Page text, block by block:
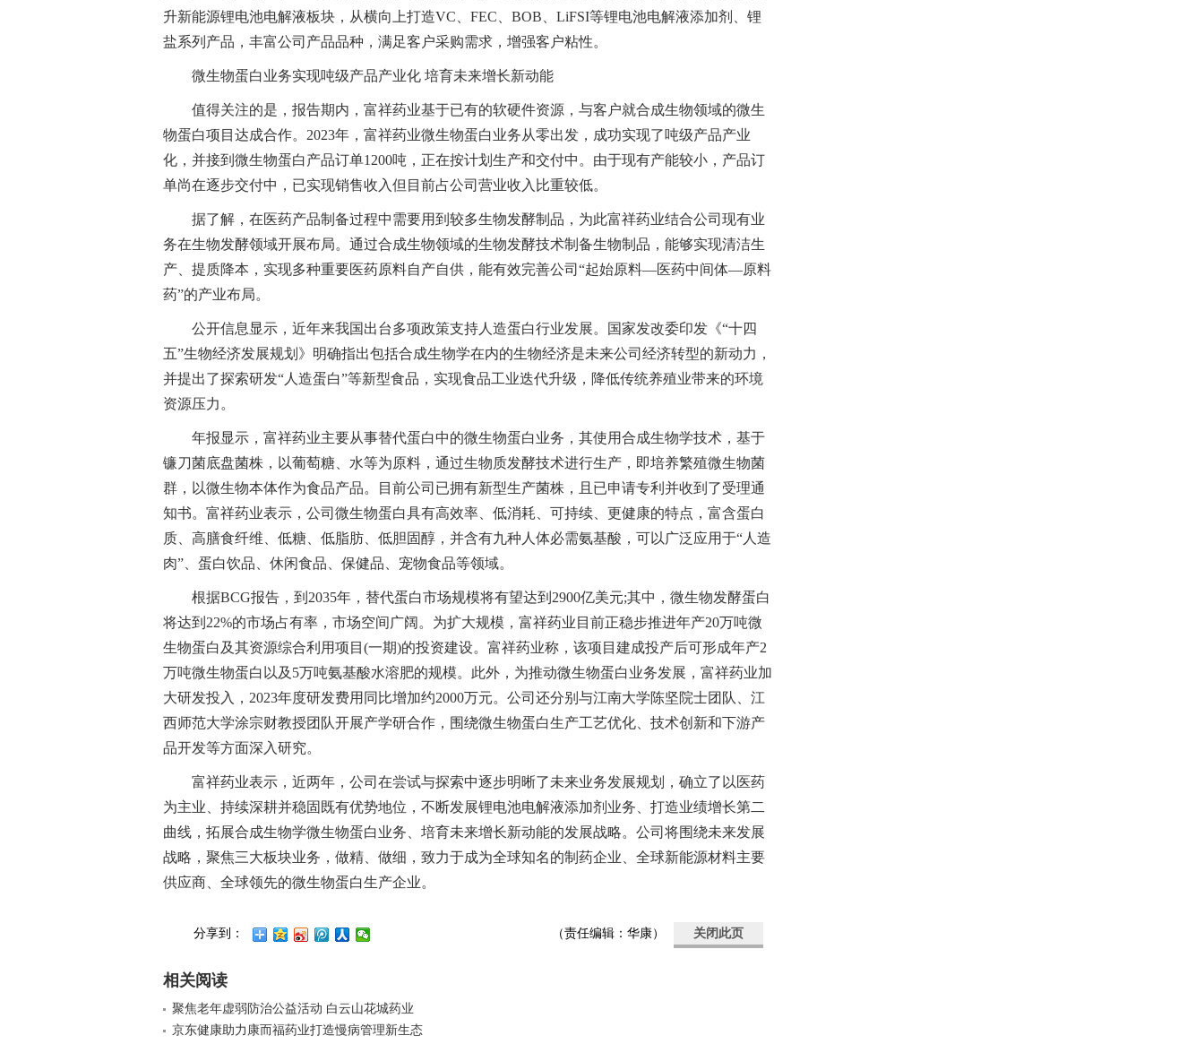
升新能源锂电池电解液板块，从横向上打造VC、FEC、BOB、LiFSI等锂电池电解液添加剂、锂
盐系列产品，丰富公司产品品种，满足客户采购需求，增强客户粘性。
微生物蛋白业务实现吨级产品产业化 培育未来增长新动能
值得关注的是，报告期内，富祥药业基于已有的软硬件资源，与客户就合成生物领域的微生
物蛋白项目达成合作。2023年，富祥药业微生物蛋白业务从零出发，成功实现了吨级产品产业
化，并接到微生物蛋白产品订单1200吨，正在按计划生产和交付中。由于现有产能较小，产品订
单尚在逐步交付中，已实现销售收入但目前占公司营业收入比重较低。
据了解，在医药产品制备过程中需要用到较多生物发酵制品，为此富祥药业结合公司现有业
务在生物发酵领域开展布局。通过合成生物领域的生物发酵技术制备生物制品，能够实现清洁生
产、提质降本，实现多种重要医药原料自产自供，能有效完善公司“起始原料—医药中间体—原料
药”的产业布局。
公开信息显示，近年来我国出台多项政策支持人造蛋白行业发展。国家发改委印发《“十四
五”生物经济发展规划》明确指出包括合成生物学在内的生物经济是未来公司经济转型的新动力，
并提出了探索研发“人造蛋白”等新型食品，实现食品工业迭代升级，降低传统养殖业带来的环境
资源压力。
年报显示，富祥药业主要从事替代蛋白中的微生物蛋白业务，其使用合成生物学技术，基于
镰刀菌底盘菌株，以葡萄糖、水等为原料，通过生物质发酵技术进行生产，即培养繁殖微生物菌
群，以微生物本体作为食品产品。目前公司已拥有新型生产菌株，且已申请专利并收到了受理通
知书。富祥药业表示，公司微生物蛋白具有高效率、低消耗、可持续、更健康的特点，富含蛋白
质、高膳食纤维、低糖、低脂肪、低胆固醇，并含有九种人体必需氨基酸，可以广泛应用于“人造
肉”、蛋白饮品、休闲食品、保健品、宠物食品等领域。
根据BCG报告，到2035年，替代蛋白市场规模将有望达到2900亿美元;其中，微生物发酵蛋白
将达到22%的市场占有率，市场空间广阔。为扩大规模，富祥药业目前正稳步推进年产20万吨微
生物蛋白及其资源综合利用项目(一期)的投资建设。富祥药业称，该项目建成投产后可形成年产2
万吨微生物蛋白以及5万吨氨基酸水溶肥的规模。此外，为推动微生物蛋白业务发展，富祥药业加
大研发投入，2023年度研发费用同比增加约2000万元。公司还分别与江南大学陈坚院士团队、江
西师范大学涂宗财教授团队开展产学研合作，围绕微生物蛋白生产工艺优化、技术创新和下游产
品开发等方面深入研究。
富祥药业表示，近两年，公司在尝试与探索中逐步明晰了未来业务发展规划，确立了以医药
为主业、持续深耕并稳固既有优势地位，不断发展锂电池电解液添加剂业务、打造业绩增长第二
曲线，拓展合成生物学微生物蛋白业务、培育未来增长新动能的发展战略。公司将围绕未来发展
战略，聚焦三大板块业务，做精、做细，致力于成为全球知名的制药企业、全球新能源材料主要
供应商、全球领先的微生物蛋白生产企业。
分享到： 关闭此页
（责任编辑：华康）
相关阅读
聚焦老年虚弱防治公益活动 白云山花城药业
京东健康助力康而福药业打造慢病管理新生态